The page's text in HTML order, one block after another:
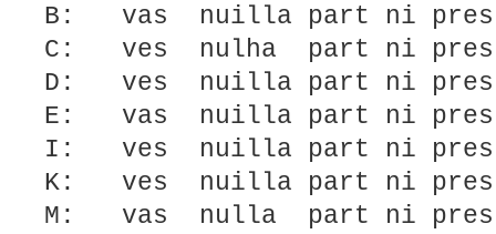
B: vas nuilla part ni
C: ves nulha part ni pres
D: ves nuilla part ni
E: vas nuilla part ni pres
I: ves nuilla part ni pres
K: ves nuilla part ni
M: vas nulla part ni